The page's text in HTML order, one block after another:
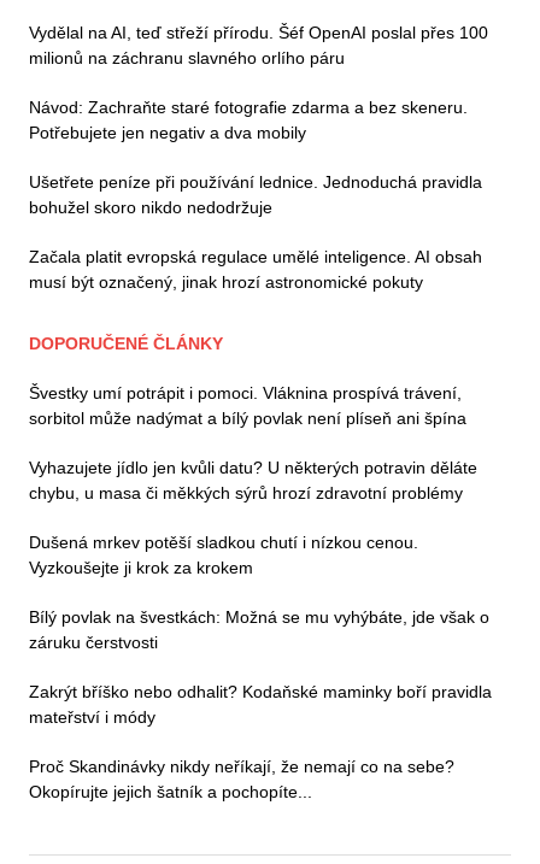
Vydělal na AI, teď střeží přírodu. Šéf OpenAI poslal přes 100
milionů na záchranu slavného orlího páru
Návod: Zachraňte staré fotografie zdarma a bez skeneru.
Potřebujete jen negativ a dva mobily
Ušetřete peníze při používání lednice. Jednoduchá pravidla
bohužel skoro nikdo nedodržuje
Začala platit evropská regulace umělé inteligence. AI obsah
musí být označený, jinak hrozí astronomické pokuty
DOPORUČENÉ ČLÁNKY
Švestky umí potrápit i pomoci. Vláknina prospívá trávení,
sorbitol může nadýmat a bílý povlak není plíseň ani špína
Vyhazujete jídlo jen kvůli datu? U některých potravin děláte
chybu, u masa či měkkých sýrů hrozí zdravotní problémy
Dušená mrkev potěší sladkou chutí i nízkou cenou.
Vyzkoušejte ji krok za krokem
Bílý povlak na švestkách: Možná se mu vyhýbáte, jde však o
záruku čerstvosti
Zakrýt bříško nebo odhalit? Kodaňské maminky boří pravidla
mateřství i módy
Proč Skandinávky nikdy neříkají, že nemají co na sebe?
Okopírujte jejich šatník a pochopíte...